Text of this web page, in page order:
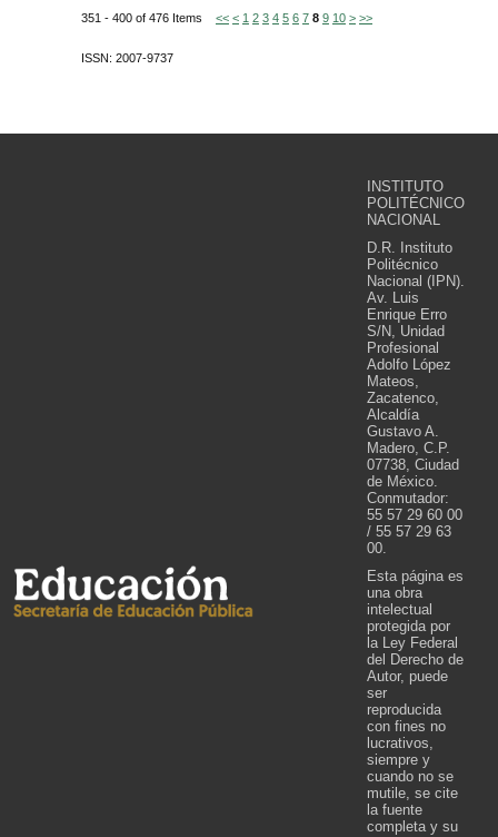
351 - 400 of 476 Items << < 1 2 3 4 5 6 7 8 9 10 > >>
ISSN: 2007-9737
INSTITUTO
POLITÉCNICO
NACIONAL
D.R. Instituto
Politécnico
Nacional (IPN).
Av. Luis
Enrique Erro
S/N, Unidad
Profesional
Adolfo López
Mateos,
Zacatenco,
Alcaldía
Gustavo A.
Madero, C.P.
07738, Ciudad
de México.
Conmutador:
55 57 29 60 00
/ 55 57 29 63
00.
Esta página es
una obra
intelectual
protegida por
la Ley Federal
del Derecho de
Autor, puede
ser
reproducida
con fines no
lucrativos,
siempre y
cuando no se
mutile, se cite
la fuente
completa y su